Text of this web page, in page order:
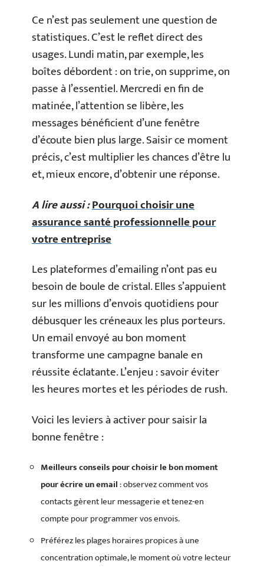
Ce n’est pas seulement une question de
statistiques. C’est le reflet direct des
usages. Lundi matin, par exemple, les
boîtes débordent : on trie, on supprime, on
passe à l’essentiel. Mercredi en fin de
matinée, l’attention se libère, les
messages bénéficient d’une fenêtre
d’écoute bien plus large. Saisir ce moment
précis, c’est multiplier les chances d’être lu
et, mieux encore, d’obtenir une réponse.
A lire aussi :Pourquoi choisir une
assurance santé professionnelle pour
votre entreprise
Les plateformes d’emailing n’ont pas eu
besoin de boule de cristal. Elles s’appuient
sur les millions d’envois quotidiens pour
débusquer les créneaux les plus porteurs.
Un email envoyé au bon moment
transforme une campagne banale en
réussite éclatante. L’enjeu : savoir éviter
les heures mortes et les périodes de rush.
Voici les leviers à activer pour saisir la
bonne fenêtre :
Meilleurs conseils pour choisir le bon moment
pour écrire un email: observez comment vos
contacts gèrent leur messagerie et tenez-en
compte pour programmer vos envois.
Préférez les plages horaires propices à une
concentration optimale, le moment où votre lecteur